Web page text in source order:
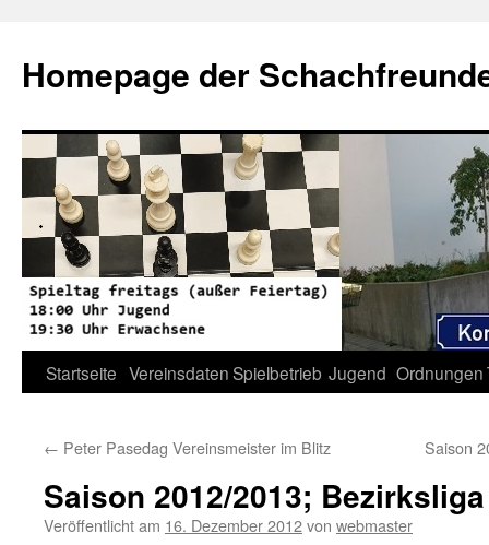
springen
Homepage der
Startseite VereinsdatenSpielbetrieb Jugend Ordnungen
← Peter Pasedag Vereinsmeister im Blitz Saison
Saison 2012/2013;
Veröffentlicht am 16. Dezember 2012von webmaster